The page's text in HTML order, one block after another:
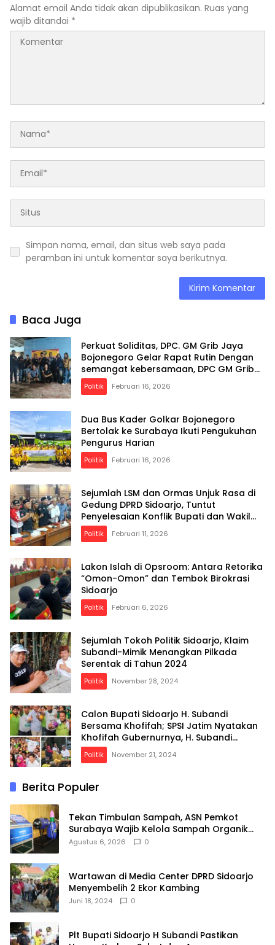
Alamat email Anda tidak akan dipublikasikan. Ruas yang
wajib ditandai *
Simpan nama, email, dan situs web saya pada
peramban ini untuk komentar saya berikutnya.
Baca Juga
Perkuat Soliditas, DPC. GM Grib Jaya
Bojonegoro Gelar Rapat Rutin Dengan
semangat kebersamaan, DPC GM Grib
Jaya Bojonegoro optimistis terus
menghadirkan program positif yang
masyarakat luas.
Politik Februari 16, 2026
Dua Bus Kader Golkar Bojonegoro
Bertolak ke Surabaya Ikuti Pengukuhan
Pengurus Harian
Politik Februari 16, 2026
Sejumlah LSM dan Ormas Unjuk Rasa di
Gedung DPRD Sidoarjo, Tuntut
Penyelesaian Konflik Bupati dan Wakil
Bupati
Politik Februari 11, 2026
Lakon Islah di Opsroom: Antara Retorika
“Omon-Omon” dan Tembok Birokrasi
Sidoarjo
Politik Februari 6, 2026
Sejumlah Tokoh Politik Sidoarjo, Klaim
Subandi-Mimik Menangkan Pilkada
Serentak di Tahun 2024
Politik November 28, 2024
Calon Bupati Sidoarjo H. Subandi
Bersama Khofifah; SPSI Jatim Nyatakan
Khofifah Gubernurnya, H. Subandi
Bupatinya
Politik November 21, 2024
Berita Populer
Tekan Timbulan Sampah, ASN Pemkot
Surabaya Wajib Kelola Sampah Organik
dari Rumah
Agustus 6, 2026 0
Wartawan di Media Center DPRD Sidoarjo
Menyembelih 2 Ekor Kambing
Juni 18, 2024 0
Plt Bupati Sidoarjo H Subandi Pastikan